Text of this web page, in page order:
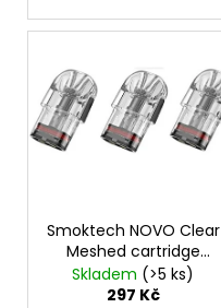
Smoktech NOVO Clear
Meshed cartridge
0,8ohm 2ml 3Pack
Skladem (>5 ks)
297 Kč
o